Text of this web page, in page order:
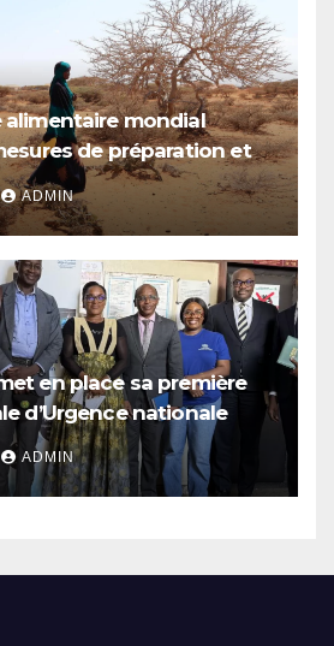
alimentaire mondial
de préparation et
à la menace d’El Niño,
des dizaines de
dans l’insécurité
ADMIN
en place sa première
d’Urgence nationale
ADMIN